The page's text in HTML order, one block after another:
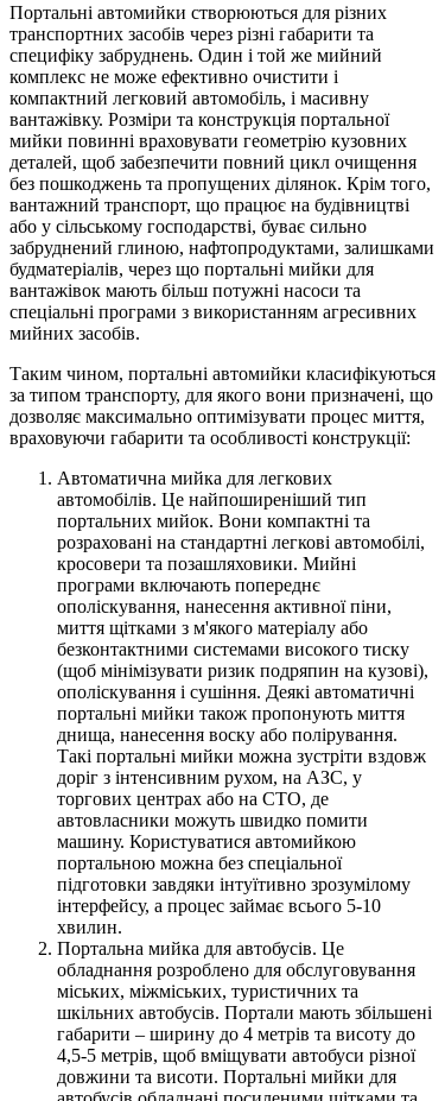
Портальні автомийки створюються для різних
транспортних засобів через різні габарити та
специфіку забруднень. Один і той же мийний
комплекс не може ефективно очистити і
компактний легковий автомобіль, і масивну
вантажівку. Розміри та конструкція портальної
мийки повинні враховувати геометрію кузовних
деталей, щоб забезпечити повний цикл очищення
без пошкоджень та пропущених ділянок. Крім того,
вантажний транспорт, що працює на будівництві
або у сільському господарстві, буває сильно
забруднений глиною, нафтопродуктами, залишками
будматеріалів, через що портальні мийки для
вантажівок мають більш потужні насоси та
спеціальні програми з використанням агресивних
мийних засобів.
Таким чином, портальні автомийки класифікуються
за типом транспорту, для якого вони призначені, що
дозволяє максимально оптимізувати процес миття,
враховуючи габарити та особливості конструкції:
Автоматична мийка для легкових
автомобілів. Це найпоширеніший тип
портальних мийок. Вони компактні та
розраховані на стандартні легкові автомобілі,
кросовери та позашляховики. Мийні
програми включають попереднє
ополіскування, нанесення активної піни,
миття щітками з м'якого матеріалу або
безконтактними системами високого тиску
(щоб мінімізувати ризик подряпин на кузові),
ополіскування і сушіння. Деякі автоматичні
портальні мийки також пропонують миття
днища, нанесення воску або полірування.
Такі портальні мийки можна зустріти вздовж
доріг з інтенсивним рухом, на АЗС, у
торгових центрах або на СТО, де
автовласники можуть швидко помити
машину. Користуватися автомийкою
портальною можна без спеціальної
підготовки завдяки інтуїтивно зрозумілому
інтерфейсу, а процес займає всього 5-10
хвилин.
Портальна мийка для автобусів. Це
обладнання розроблено для обслуговування
міських, міжміських, туристичних та
шкільних автобусів. Портали мають збільшені
габарити – ширину до 4 метрів та висоту до
4,5-5 метрів, щоб вміщувати автобуси різної
довжини та висоти. Портальні мийки для